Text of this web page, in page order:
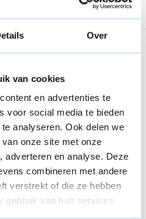
Over
van cookies
en advertenties te
voor social media te bieden
analyseren. Ook delen we
onze site met onze
adverteren en analyse. Deze
combineren met andere
verstrekt of die ze hebben
gebruik van hun services.